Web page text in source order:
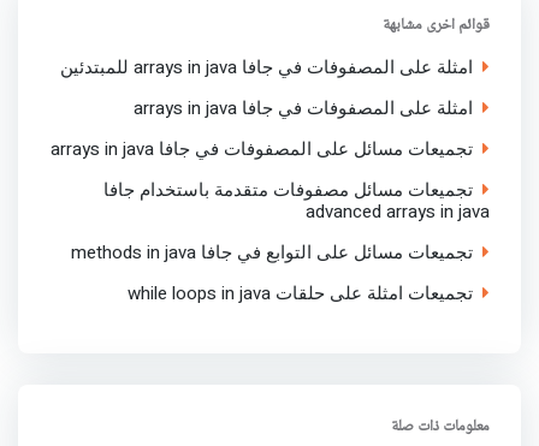
قوائم اخرى مشابهة
امثلة على المصفوفات في جافا arrays in java للمبتدئين
امثلة على المصفوفات في جافا arrays in java
تجميعات مسائل على المصفوفات في جافا arrays in java
تجميعات مسائل مصفوفات متقدمة باستخدام جافا
advanced arrays in java
تجميعات مسائل على التوابع في جافا methods in java
تجميعات امثلة على حلقات while loops in java
معلومات ذات صلة